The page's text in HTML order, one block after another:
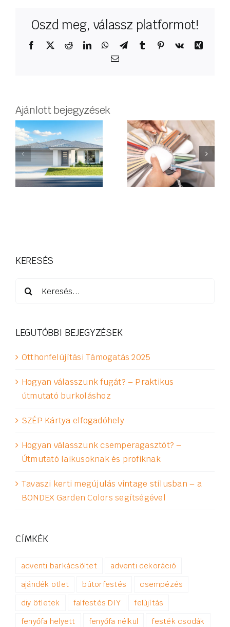
Oszd meg, válassz platformot!
Facebook
X RedditLinkedInWhatsApp
TelegramTumblr Pinterest
Vk
Xing
Email:
Ajánlott bejegyzések
Hogyan
válasszunk
fugát? –
Praktikus
útmutató
SZÉP Kártya
KERESÉS
LEGUTÓBBI BEJEGYZÉSEK
Otthonfelújítási Támogatás 2025
Hogyan válasszunk fugát? – Praktikus
útmutató burkoláshoz
SZÉP Kártya elfogadóhely
Hogyan válasszunk csemperagasztót? –
Útmutató laikusoknak és profiknak
Tavaszi kerti megújulás vintage stílusban – a
BONDEX Garden Colors segítségével
CÍMKÉK
adventi barkácsöltet
adventi dekoráció
ajándék ötlet
bútorfestés
csempézés
diy ötletek
falfestés DIY
felújítás
fenyőfa helyett
fenyőfa nélkül
festék csodák